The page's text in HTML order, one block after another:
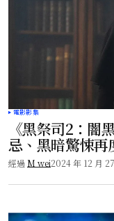
電影影集
《黑祭司2：闇
忌、黑暗驚悚再
技！
經過 M wei2024 年 12 月